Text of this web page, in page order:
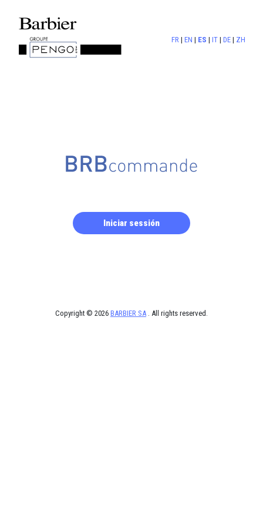
FR | EN | ES | IT | DE | ZH
Iniciar sessión
Copyright © 2026 BARBIER SA . All rights reserved.